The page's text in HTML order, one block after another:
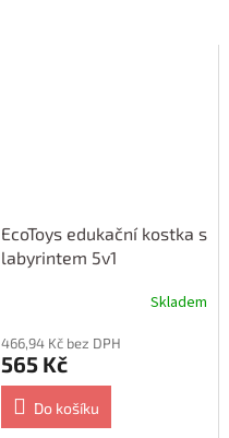
EcoToys edukační kostka s
labyrintem 5v1
Skladem
466,94 Kč bez DPH
565 Kč
Do košíku